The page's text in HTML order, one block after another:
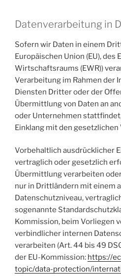
Datenverarbeitung in
Sofern wir Daten in einem
Europäischen Union (EU), des
Wirtschaftsraums (EWR))
Verarbeitung im Rahmen der
Diensten Dritter oder der
Übermittlung von Daten an
oder Unternehmen
Einklang mit den gesetzlichen
Vorbehaltlich ausdrücklicher
vertraglich oder gesetzlich
Übermittlung verarbeiten
nur in Drittländern mit einem
Datenschutzniveau,
sogenannte
Kommission, beim Vorliegen
verbindlicher internen
verarbeiten (Art. 44 bis 49
der EU-Kommission: https://
topic/data-protection/